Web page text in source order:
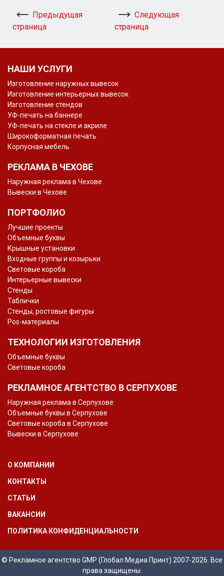
Предыдущая
страница
Следующая
страница
НАШИ УСЛУГИ
Изготовление наружных вывесок
Изготовление интерьерных вывесок
Изготовление стендов
УФ-печать на баннере
УФ-печать на стекле и акриле
Широкоформатная печать
Корпусная мебель
РЕКЛАМА В ЧЕХОВЕ
Наружная реклама в Чехове
Вывески в Чехове
ПОРТФОЛИО
Лучшие проекты
Объемные буквы
Крышные установки
Входные группы и козырьки
Световые короба
Интерьерные вывески
Стенды
Таблички
Стенды, ростовые фигуры
Pos-материалы
ТЕХНОЛОГИИ ИЗГОТОВЛЕНИЯ
Объемные буквы
Световые короба
РЕКЛАМНОЕ АГЕНТСТВО В СЕРПУХОВЕ
Наружная реклама в Серпухове
Объемные буквы в Серпухове
Световые короба в Серпухове
Вывески в Серпухове
О КОМПАНИИ
КОНТАКТЫ
СТАТЬИ
ВАКАНСИИ
ПОЛИТИКА КОНФИДЕНЦИАЛЬНОСТИ
© Рекламное агентство GMP (Глобал Медиа Принт) 2007-2026. Все
права защищены.